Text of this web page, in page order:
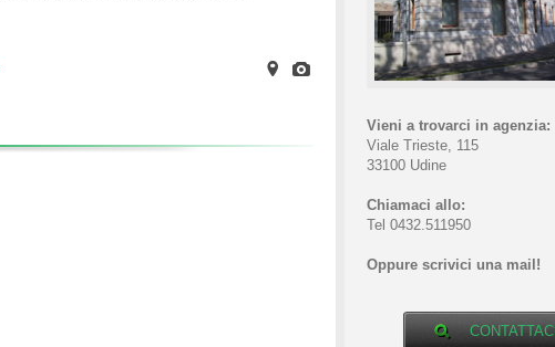
Vieni a trovarci in agenzia:
Viale Trieste, 115
33100 Udine
Chiamaci allo:
Tel 0432.511950
Oppure scrivici una mail!
CONTATTACI